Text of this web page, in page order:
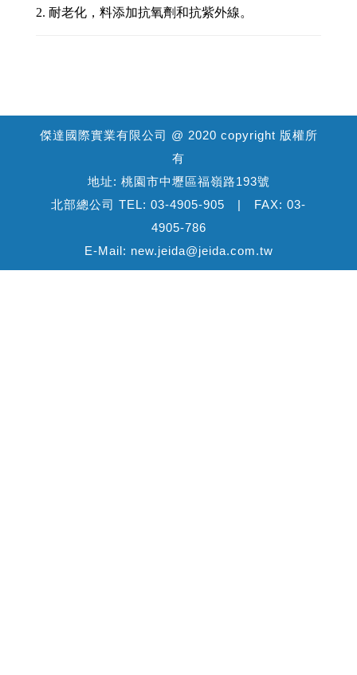
2. 耐老化，料添加抗氧劑和抗紫外線。
傑達國際實業有限公司 @ 2020 copyright 版權所
有
地址: 桃園市中壢區福嶺路193號
北部總公司 TEL: 03-4905-905 | FAX: 03-
4905-786
E-Mail: new.jeida@jeida.com.tw